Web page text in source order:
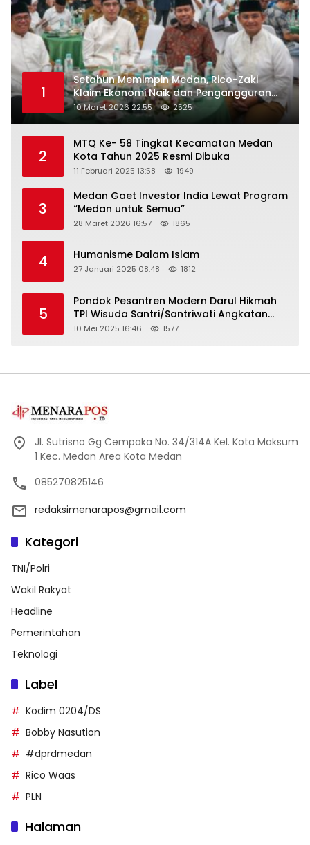
1
Setahun Memimpin Medan, Rico-Zaki
Klaim Ekonomi Naik dan Pengangguran
Turun
10 Maret 2026 22:55 2525
2
MTQ Ke- 58 Tingkat Kecamatan Medan
Kota Tahun 2025 Resmi Dibuka
11 Februari 2025 13:58 1949
3
Medan Gaet Investor India Lewat Program
“Medan untuk Semua”
28 Maret 2026 16:57 1865
4 Humanisme Dalam Islam
27 Januari 2025 08:48 1812
5
Pondok Pesantren Modern Darul Hikmah
TPI Wisuda Santri/Santriwati Angkatan
XXXIII
10 Mei 2025 16:46 1577
Jl. Sutrisno Gg Cempaka No. 34/314A Kel. Kota Maksum
1 Kec. Medan Area Kota Medan
085270825146
redaksimenarapos@gmail.com
Kategori
TNI/Polri
Wakil Rakyat
Headline
Pemerintahan
Teknologi
Label
Kodim 0204/DS
Bobby Nasution
#dprdmedan
Rico Waas
PLN
Halaman